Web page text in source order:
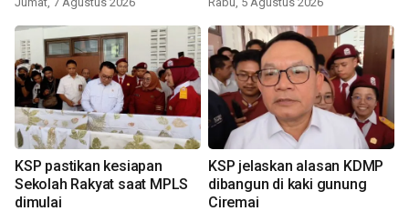
KSP pastikan kesiapan
Sekolah Rakyat saat MPLS
dimulai
KSP jelaskan alasan KDMP
dibangun di kaki gunung
Ciremai